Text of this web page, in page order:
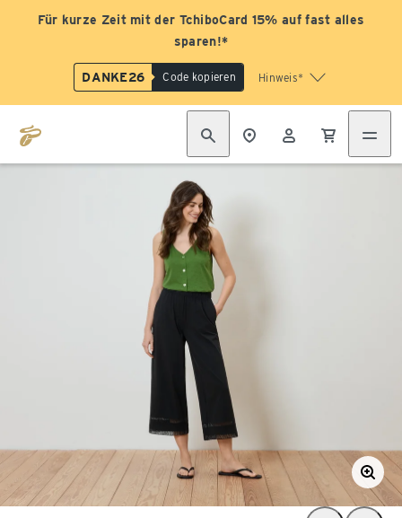
Für kurze Zeit mit der TchiboCard 15% auf fast alles
sparen!*
DANKE26 Code kopieren Hinweis*